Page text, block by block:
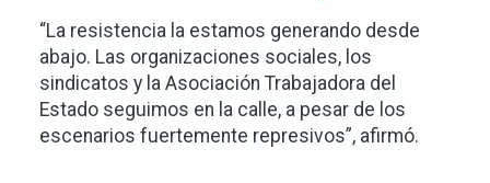
“La resistencia la estamos generando desde
abajo. Las organizaciones sociales, los
sindicatos y la Asociación Trabajadora del
Estado seguimos en la calle, a pesar de los
escenarios fuertemente represivos”, afirmó.